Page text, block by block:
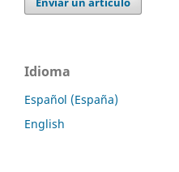
Idioma
Español (España)
English